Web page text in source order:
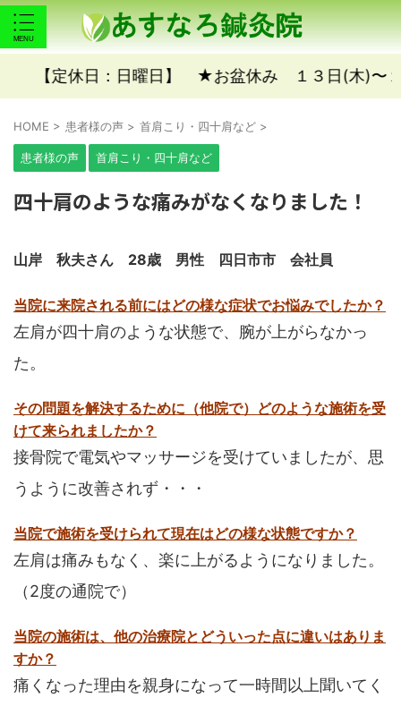
休日：日曜日】 ★お盆休み １３日(木)〜１６日(
HOME > 患者様の声 > 首肩こり・四十肩など >
患者様の声 首肩こり・四十肩など
四十肩のような痛みがなくなりました！
山岸 秋夫さん 28歳 男性 四日市市 会社員
当院に来院される前にはどの様な症状でお悩みでしたか？
左肩が四十肩のような状態で、腕が上がらなかっ
た。
その問題を解決するために（他院で）どのような施術を受
けて来られましたか？
接骨院で電気やマッサージを受けていましたが、思
うように改善されず・・・
当院で施術を受けられて現在はどの様な状態ですか？
左肩は痛みもなく、楽に上がるようになりました。
（2度の通院で）
当院の施術は、他の治療院とどういった点に違いはありま
すか？
痛くなった理由を親身になって一時間以上聞いてく